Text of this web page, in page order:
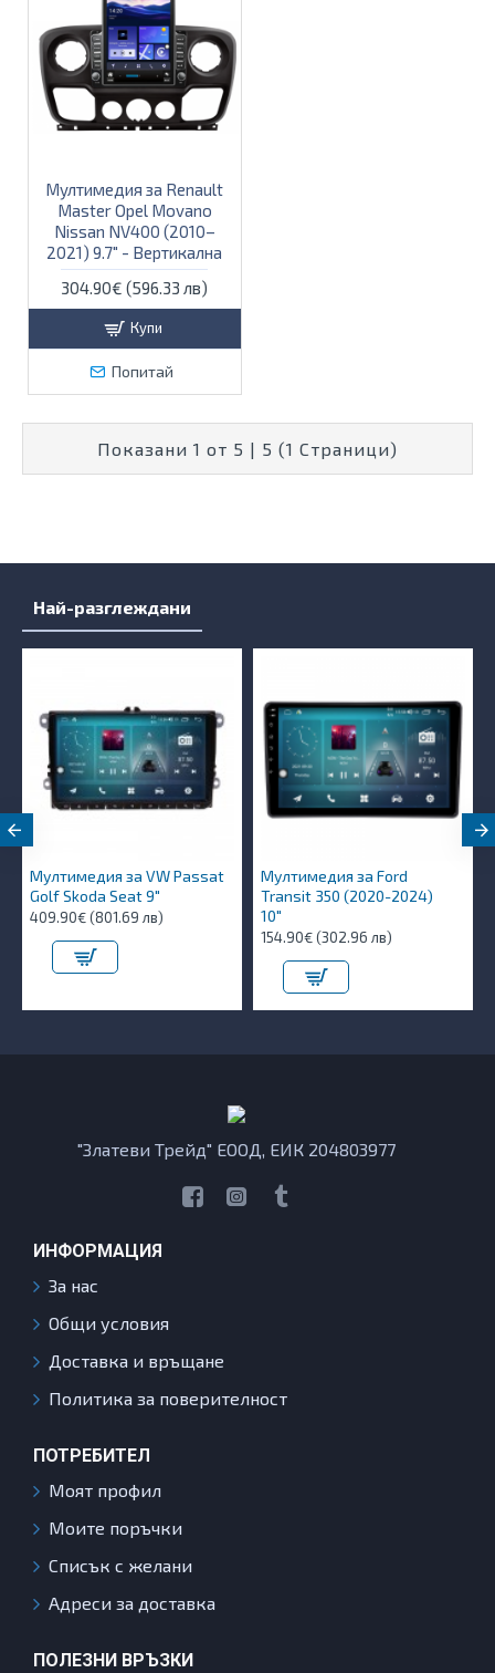
Мултимедия за Renault
Master Opel Movano
Nissan NV400 (2010–
2021) 9.7″ - Вертикална
304.90€ (596.33 лв)
Купи
Попитай
Показани 1 от 5 | 5 (1 Страници)
Най-разглеждани
Мултимедия за VW Passat
Golf Skoda Seat 9"
409.90€ (801.69 лв)
Мултимедия за Ford
Transit 350 (2020-2024)
10″
154.90€ (302.96 лв)
"Златеви Трейд" ЕООД, ЕИК 204803977
ИНФОРМАЦИЯ
За нас
Общи условия
Доставка и връщане
Политика за поверителност
ПОТРЕБИТЕЛ
Моят профил
Моите поръчки
Списък с желани
Адреси за доставка
ПОЛЕЗНИ ВРЪЗКИ